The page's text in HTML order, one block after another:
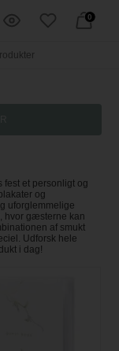
0
et personligt og
og
uforglemmelige
hvor gæsterne kan
af smukt
Udforsk hele
i dag!